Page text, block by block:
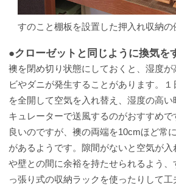
すのこと棚板を設置した押入れ収納の
●クローゼットと同じように換気を
襖を閉め切り状態にしておくと、湿度が
ビやダニが発生することがあります。
を全開して空気を入れ替え、湿度の高
キュレーターで送風するのがおすすめ
良いのですが、襖の両端を10cmほど常
があるようです。隙間がないと空気が
や壁との間に余裕を持たせられるよう
っ張り式の収納ラックを使ったりして工